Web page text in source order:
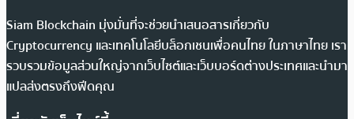
Siam Blockchain มุ่งมั่นที่จะช่วยนำเสนอสารเกี่ยวกับ
Cryptocurrency และเทคโนโลยีบล็อกเชนเพื่อคนไทย ในภาษาไทย เรา
รวบรวมข้อมูลส่วนใหญ่จากเว็บไซต์และเว็บบอร์ดต่างประเทศและนำมา
แปลส่งตรงถึงฟีดคุณ